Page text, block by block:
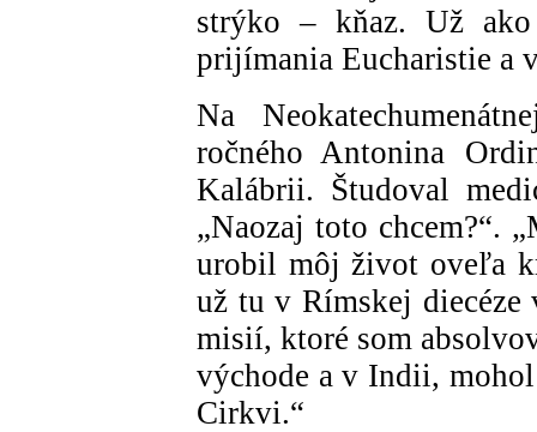
strýko – kňaz. Už
prijímania Eucharistie a
Na
ročného Antonina
Kalábrii. Študoval
„Naozaj toto chcem?“.
urobil môj život oveľa
už tu v Rímskej diecéze
misií, ktoré som
východe a v Indii,
Cirkvi.“